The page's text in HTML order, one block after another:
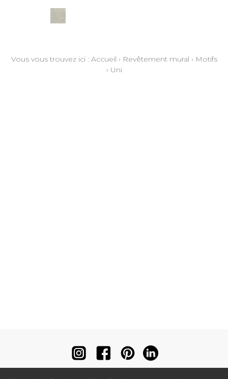
Vous vous trouvez ici : Accueil › Revêtement mural › Motifs
› Uni